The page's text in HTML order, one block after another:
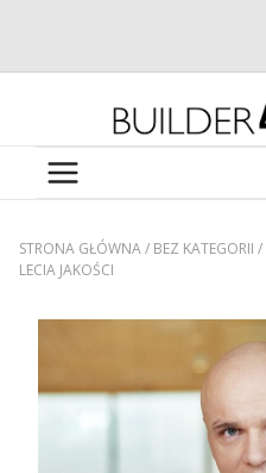
STRONA GŁÓWNA/ BEZ KATEGORII /
LECIA JAKOŚCI